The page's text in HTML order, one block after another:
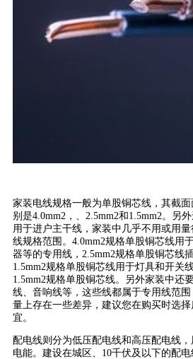
家装电线规格一般为单股铜芯线，其截
别是4.0mm2，、2.5mm2和1.5mm2。另
用于进户主干线，家装中几乎不用或用
线规格范围。4.0mm2规格单股铜芯线用
器等的专用线，2.5mm2规格单股铜芯线
1.5mm2规格单股铜芯线用于灯具和开关
1.5mm2规格单股铜芯线。另外家装中还
线、音响线等，这些线都属于专用线范
量上存在一些差异，建议您在购买时选
宜。
配电线则分为低压配电线和高压配电线
电能。建设在城区、10千伏及以下的配